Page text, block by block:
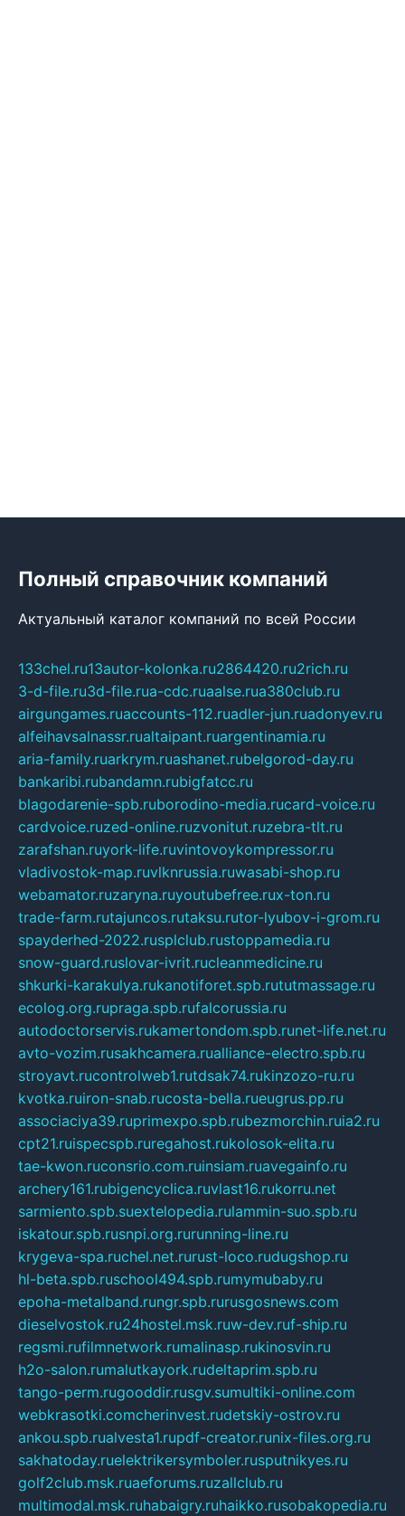
Полный справочник компаний
Актуальный каталог компаний по всей России
133chel.ru13autor-kolonka.ru2864420.ru2rich.ru
3-d-file.ru3d-file.rua-cdc.ruaalse.rua380club.ru
airgungames.ruaccounts-112.ruadler-jun.ruadonyev.ru
alfeihavsalnassr.rualtaipant.ruargentinamia.ru
aria-family.ruarkrym.ruashanet.rubelgorod-day.ru
bankaribi.rubandamn.rubigfatcc.ru
blagodarenie-spb.ruborodino-media.rucard-voice.ru
cardvoice.ruzed-online.ruzvonitut.ruzebra-tlt.ru
zarafshan.ruyork-life.ruvintovoykompressor.ru
vladivostok-map.ruvlknrussia.ruwasabi-shop.ru
webamator.ruzaryna.ruyoutubefree.rux-ton.ru
trade-farm.rutajuncos.rutaksu.rutor-lyubov-i-grom.ru
spayderhed-2022.rusplclub.rustoppamedia.ru
snow-guard.ruslovar-ivrit.rucleanmedicine.ru
shkurki-karakulya.rukanotiforet.spb.rututmassage.ru
ecolog.org.rupraga.spb.rufalcorussia.ru
autodoctorservis.rukamertondom.spb.runet-life.net.ru
avto-vozim.rusakhcamera.rualliance-electro.spb.ru
stroyavt.rucontrolweb1.rutdsak74.rukinzozo-ru.ru
kvotka.ruiron-snab.rucosta-bella.rueugrus.pp.ru
associaciya39.ruprimexpo.spb.rubezmorchin.ruia2.ru
cpt21.ruispecspb.ruregahost.rukolosok-elita.ru
tae-kwon.ruconsrio.com.ruinsiam.ruavegainfo.ru
archery161.rubigencyclica.ruvlast16.rukorru.net
sarmiento.spb.suextelopedia.rulammin-suo.spb.ru
iskatour.spb.rusnpi.org.rurunning-line.ru
krygeva-spa.ruchel.net.rurust-loco.rudugshop.ru
hl-beta.spb.ruschool494.spb.rumymubaby.ru
epoha-metalband.rungr.spb.rurusgosnews.com
dieselvostok.ru24hostel.msk.ruw-dev.ruf-ship.ru
regsmi.rufilmnetwork.rumalinasp.rukinosvin.ru
h2o-salon.rumalutkayork.rudeltaprim.spb.ru
tango-perm.rugooddir.rusgv.sumultiki-online.com
webkrasotki.comcherinvest.rudetskiy-ostrov.ru
ankou.spb.rualvesta1.rupdf-creator.runix-files.org.ru
sakhatoday.ruelektrikersymboler.rusputnikyes.ru
golf2club.msk.ruaeforums.ruzallclub.ru
multimodal.msk.ruhabaigry.ruhaikko.rusobakopedia.ru